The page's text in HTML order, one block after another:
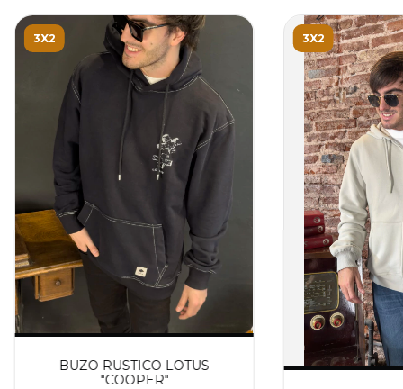
3X2
BUZO RUSTICO LOTUS
"COOPER"
3X2